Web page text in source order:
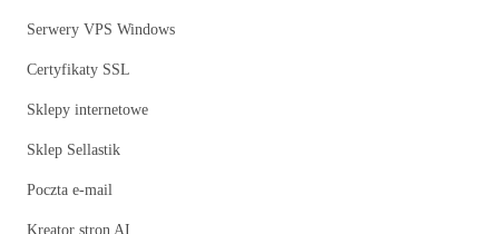
Serwery VPS Windows
Certyfikaty SSL
Sklepy internetowe
Sklep Sellastik
Poczta e-mail
Kreator stron AI